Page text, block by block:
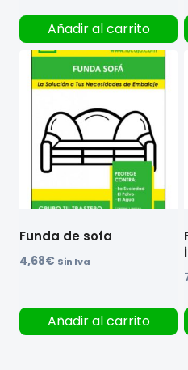
Añadir al carrito
Funda de sofa
4,68€ Sin Iva
Añadir al carrito